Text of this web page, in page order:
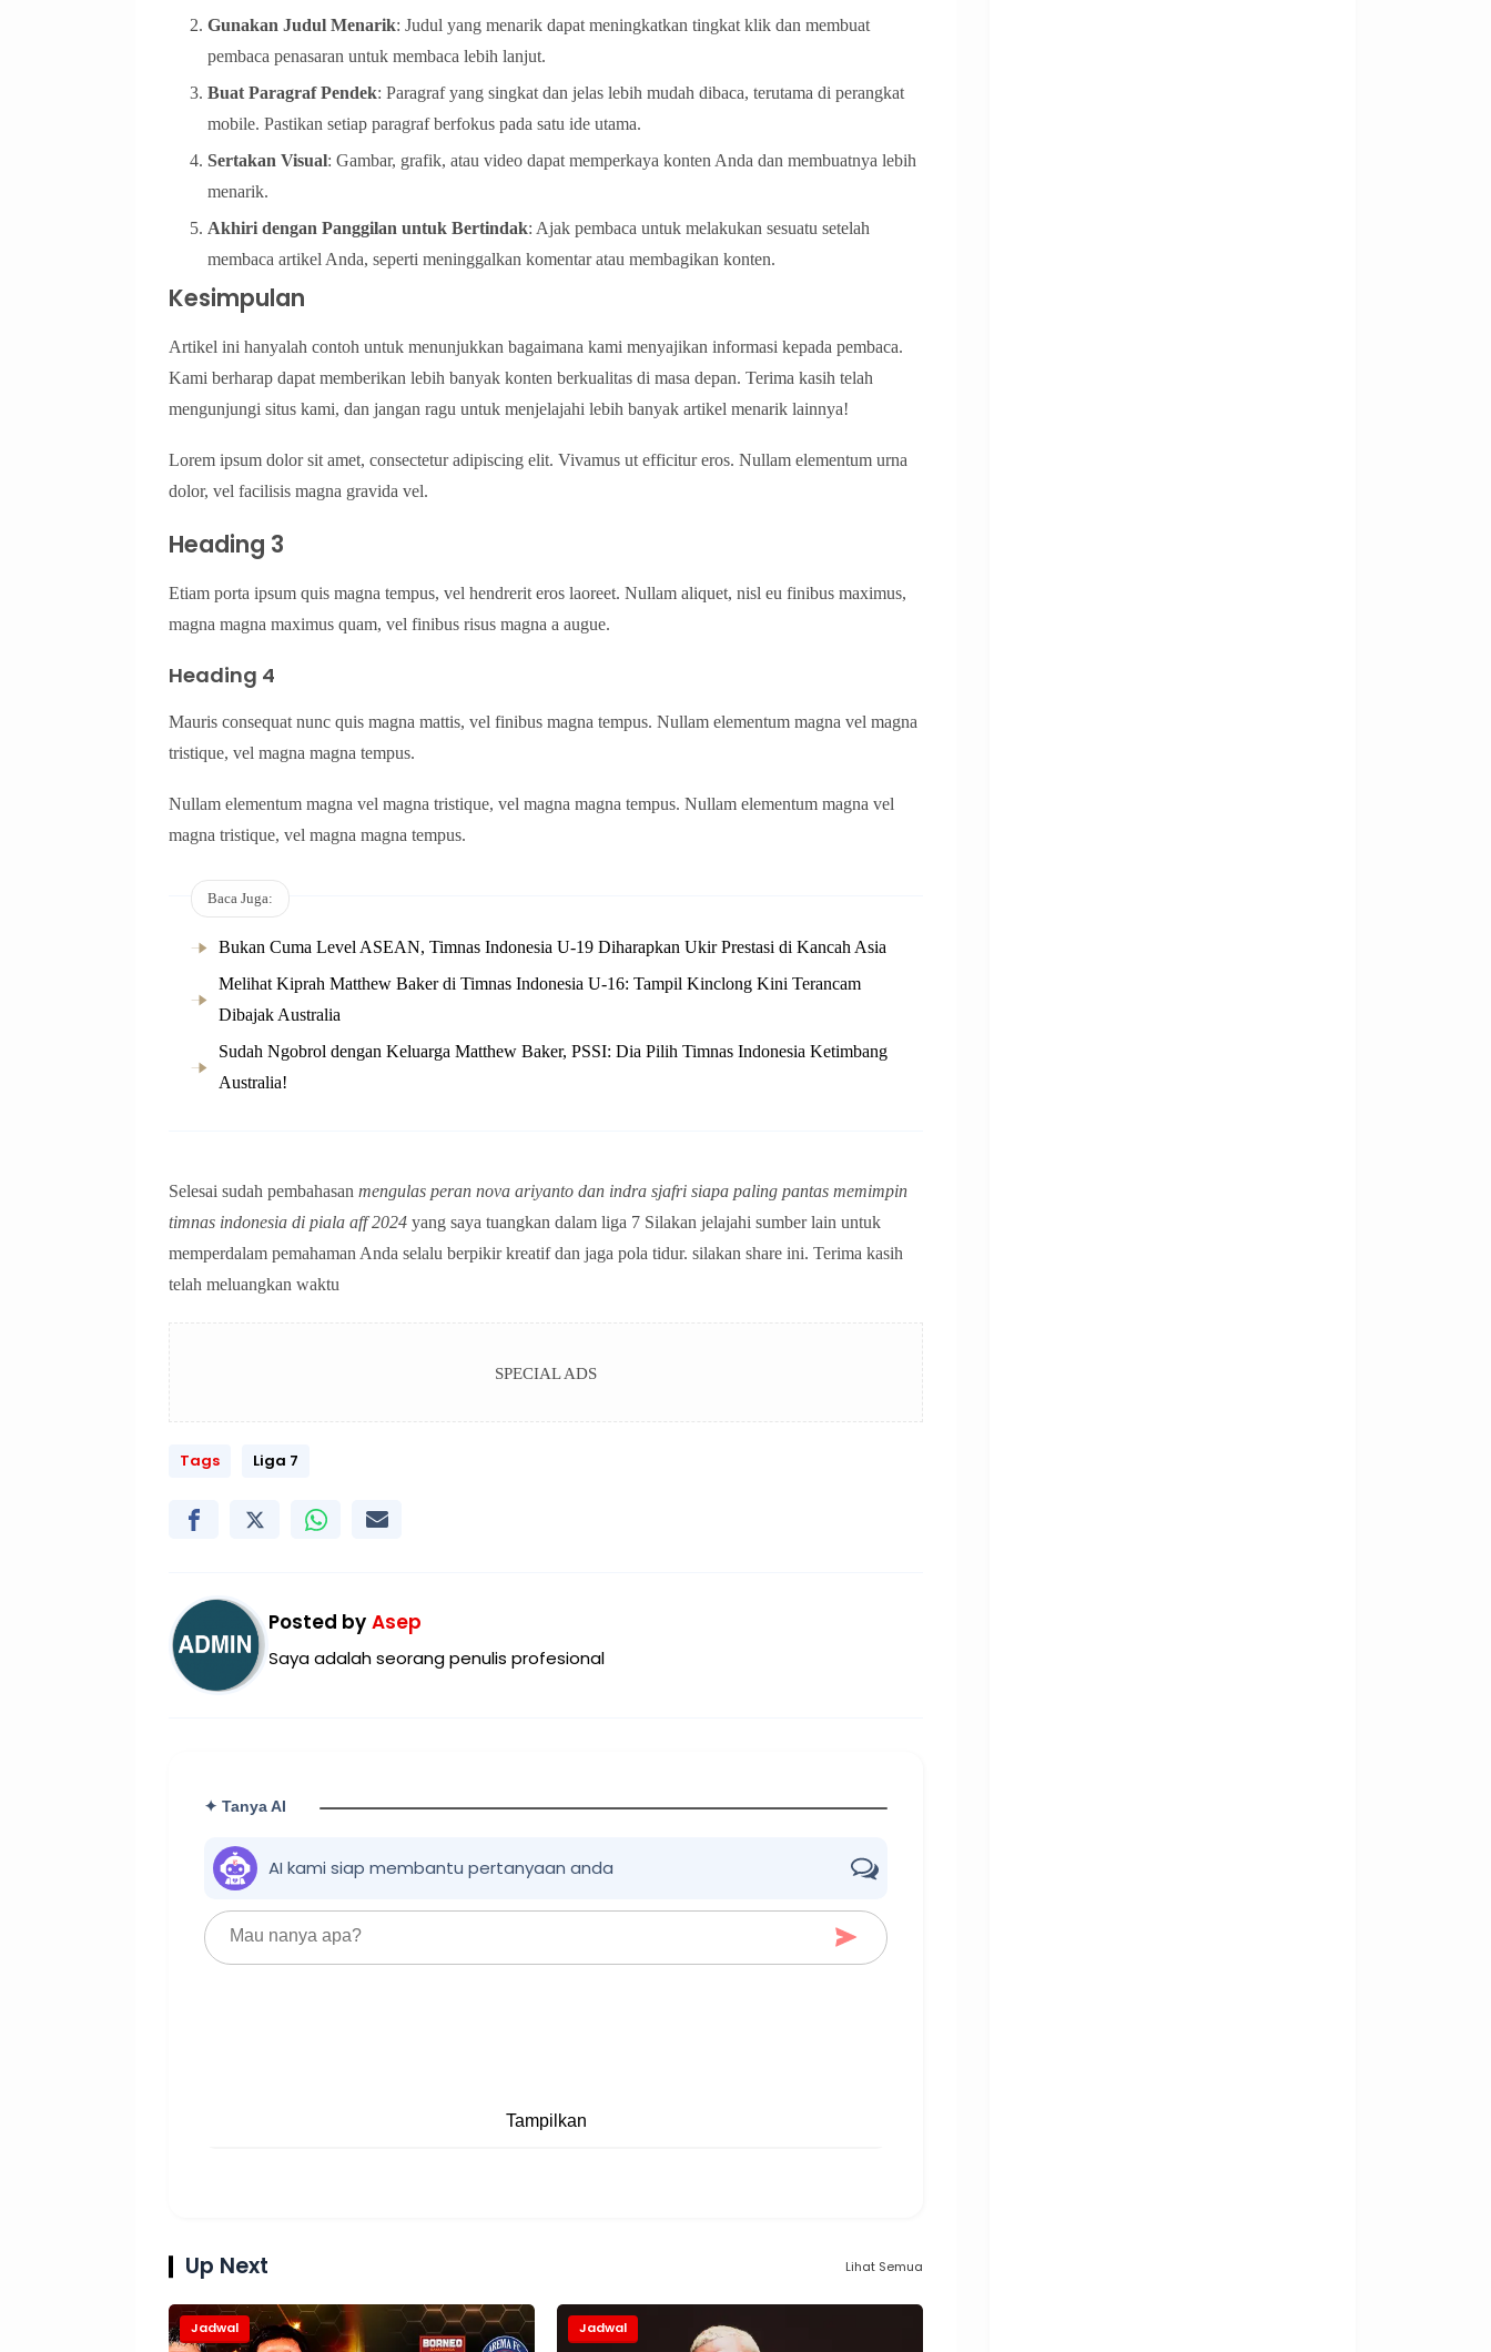
Gunakan Judul Menarik: Judul yang menarik dapat meningkatkan tingkat klik dan membuat
pembaca penasaran untuk membaca lebih lanjut.
Buat Paragraf Pendek: Paragraf yang singkat dan jelas lebih mudah dibaca, terutama di perangkat
mobile. Pastikan setiap paragraf berfokus pada satu ide utama.
Sertakan Visual: Gambar, grafik, atau video dapat memperkaya konten Anda dan membuatnya lebih
menarik.
Akhiri dengan Panggilan untuk Bertindak: Ajak pembaca untuk melakukan sesuatu setelah
membaca artikel Anda, seperti meninggalkan komentar atau membagikan konten.
Kesimpulan
Artikel ini hanyalah contoh untuk menunjukkan bagaimana kami menyajikan informasi kepada pembaca.
Kami berharap dapat memberikan lebih banyak konten berkualitas di masa depan. Terima kasih telah
mengunjungi situs kami, dan jangan ragu untuk menjelajahi lebih banyak artikel menarik lainnya!
Lorem ipsum dolor sit amet, consectetur adipiscing elit. Vivamus ut efficitur eros. Nullam elementum urna
dolor, vel facilisis magna gravida vel.
Heading 3
Etiam porta ipsum quis magna tempus, vel hendrerit eros laoreet. Nullam aliquet, nisl eu finibus maximus,
magna magna maximus quam, vel finibus risus magna a augue.
Heading 4
Mauris consequat nunc quis magna mattis, vel finibus magna tempus. Nullam elementum magna vel magna
tristique, vel magna magna tempus.
Nullam elementum magna vel magna tristique, vel magna magna tempus. Nullam elementum magna vel
magna tristique, vel magna magna tempus.
Baca Juga:
Bukan Cuma Level ASEAN, Timnas Indonesia U-19 Diharapkan Ukir Prestasi di Kancah Asia
Melihat Kiprah Matthew Baker di Timnas Indonesia U-16: Tampil Kinclong Kini Terancam
Dibajak Australia
Sudah Ngobrol dengan Keluarga Matthew Baker, PSSI: Dia Pilih Timnas Indonesia Ketimbang
Australia!
Selesai sudah pembahasan mengulas peran nova ariyanto dan indra sjafri siapa paling pantas memimpin
timnas indonesia di piala aff 2024 yang saya tuangkan dalam liga 7 Silakan jelajahi sumber lain untuk
memperdalam pemahaman Anda selalu berpikir kreatif dan jaga pola tidur. silakan share ini. Terima kasih
telah meluangkan waktu
SPECIAL ADS
Tags Liga 7
Posted by Asep
Saya adalah seorang penulis profesional
✦ Tanya AI
AI kami siap membantu pertanyaan anda
Tampilkan
Up Next Lihat Semua
Jadwal Jadwal